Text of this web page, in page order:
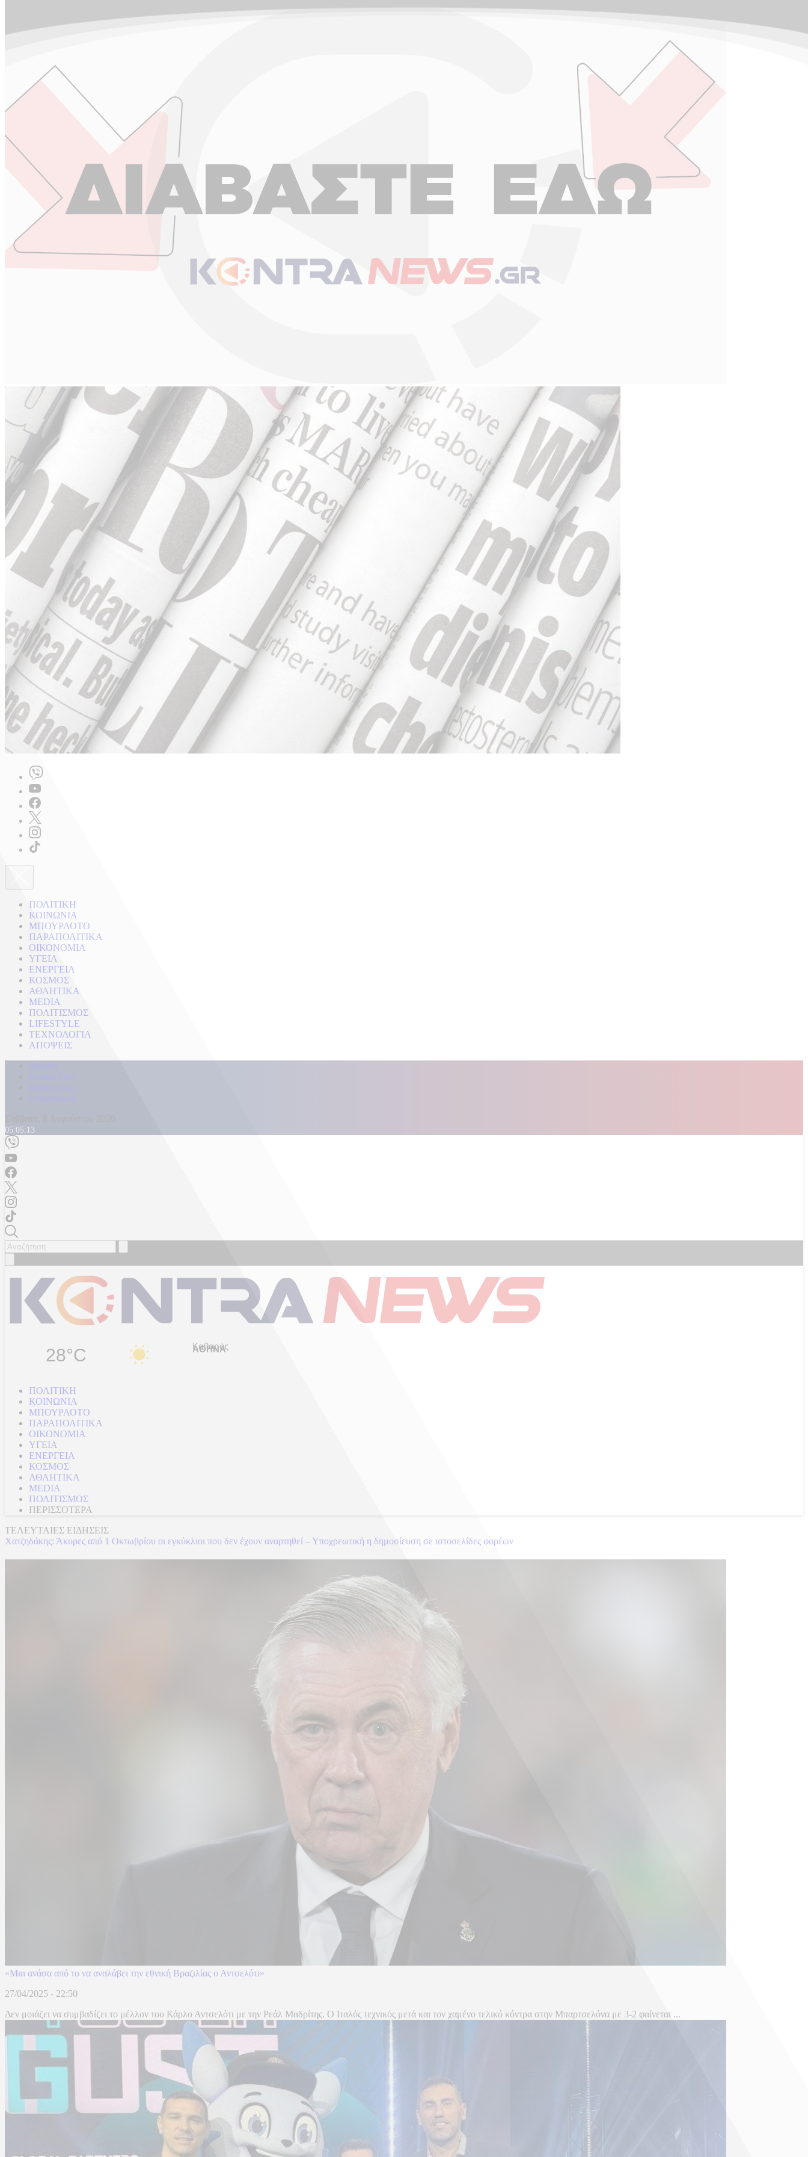
ΠΟΛΙΤΙΚΗ
ΚΟΙΝΩΝΙΑ
ΜΠΟΥΡΛΟΤΟ
ΠΑΡΑΠΟΛΙΤΙΚΑ
ΟΙΚΟΝΟΜΙΑ
ΥΓΕΙΑ
ΕΝΕΡΓΕΙΑ
ΚΟΣΜΟΣ
ΑΘΛΗΤΙΚΑ
MEDIA
ΠΟΛΙΤΙΣΜΟΣ
LIFESTYLE
ΤΕΧΝΟΛΟΓΙΑ
ΑΠΟΨΕΙΣ
Αρχική
Kontra Live
Καταγγελίες
Επικοινωνία
05:05:16
28°C Καθαρός
ΠΟΛΙΤΙΚΗ
ΚΟΙΝΩΝΙΑ
ΜΠΟΥΡΛΟΤΟ
ΠΑΡΑΠΟΛΙΤΙΚΑ
ΟΙΚΟΝΟΜΙΑ
ΥΓΕΙΑ
ΕΝΕΡΓΕΙΑ
ΚΟΣΜΟΣ
ΑΘΛΗΤΙΚΑ
MEDIA
ΠΟΛΙΤΙΣΜΟΣ
ΠΕΡΙΣΣΟΤΕΡΑ
ΤΕΛΕΥΤΑΙΕΣ ΕΙΔΗΣΕΙΣ
Χατζηδάκης: Άκυρες από 1 Οκτωβρίου οι εγκύκλιοι που δεν έχουν αναρτηθεί – Υποχρεωτική η δημοσίευση σε ιστοσελίδες φορέων
«Μια ανάσα από το να αναλάβει την εθνική Βραζιλίας ο Αντσελότι»
27/04/2025 - 22:50
Δεν μοιάζει να συμβαδίζει το μέλλον του Κάρλο Αντσελότι με την Ρεάλ Μαδρίτης. Ο Ιταλός τεχνικός μετά και τον χαμένο τελικό κόντρα στην Μπαρτσελόνα με 3-2 φαίνεται ...